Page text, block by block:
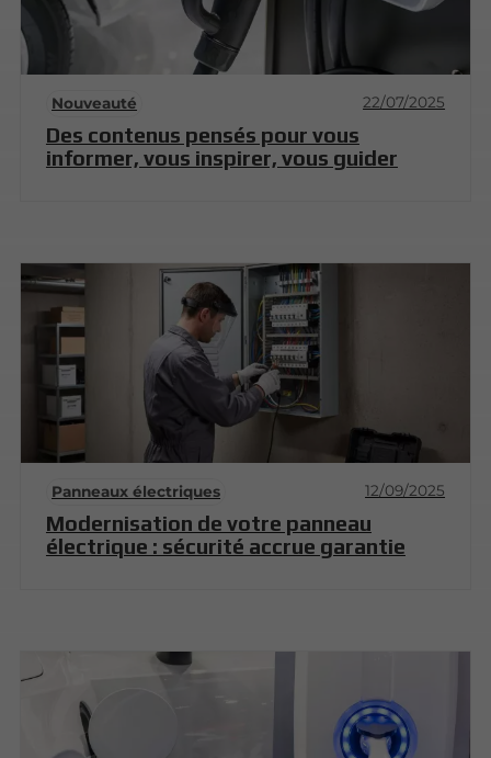
Nouveauté 22/07/2025
Des contenus pensés pour vous
informer, vous inspirer, vous guider
Panneaux électriques 12/09/2025
Modernisation de votre panneau
électrique : sécurité accrue garantie